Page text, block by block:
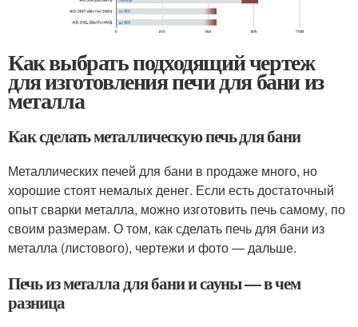
Как выбрать подходящий чертеж
для изготовления печи для бани из
металла
Как сделать металлическую печь для бани
Металлических печей для бани в продаже много, но
хорошие стоят немалых денег. Если есть достаточный
опыт сварки металла, можно изготовить печь самому, по
своим размерам. О том, как сделать печь для бани из
металла (листового), чертежи и фото — дальше.
Печь из металла для бани и сауны — в чем
разница